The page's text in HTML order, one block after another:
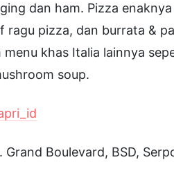
dan ham. Pizza
pizza, dan burrata &
menu khas Italia lainnya
soup.
Grand Boulevard, BSD,